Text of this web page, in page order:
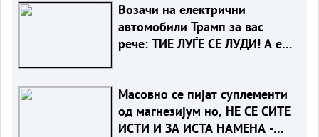
Возачи на електрични
автомобили Трамп за вас
рече: ТИЕ ЛУЃЕ СЕ ЛУДИ! А еве
Масовно се пијат суплементи
од магнезијум но, НЕ СЕ СИТЕ
ИСТИ И ЗА ИСТА НАМЕНА -